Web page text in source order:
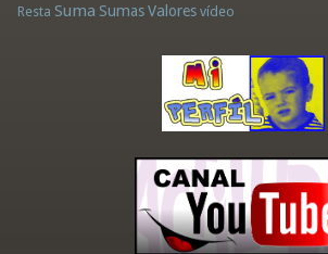
Resta Suma Sumas Valores vídeo